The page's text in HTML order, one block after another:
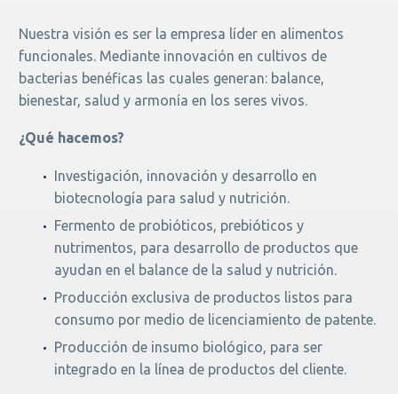
Nuestra visión es ser la empresa líder en alimentos
funcionales. Mediante innovación en cultivos de
bacterias benéficas las cuales generan: balance,
bienestar, salud y armonía en los seres vivos.
¿Qué hacemos?
Investigación, innovación y desarrollo en
biotecnología para salud y nutrición.
Fermento de probióticos, prebióticos y
nutrimentos, para desarrollo de productos que
ayudan en el balance de la salud y nutrición.
Producción exclusiva de productos listos para
consumo por medio de licenciamiento de patente.
Producción de insumo biológico, para ser
integrado en la línea de productos del cliente.